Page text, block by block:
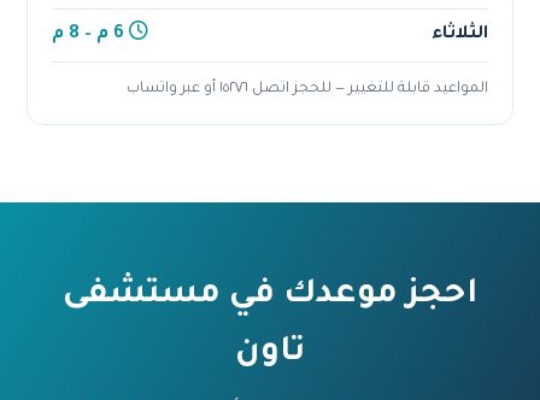
الثلاثاء
المواعيد قابلة للتغيير — للحجز اتصل ١٥٢٧٦ أو عبر واتساب
احجز موعدك في مستشفى
تاون